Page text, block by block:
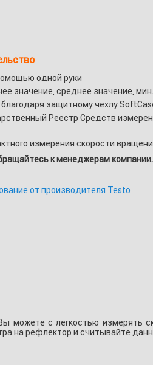
одной руки
значение, среднее значение,
защитному чехлу
Реестр Средств
измерения скорости
к менеджерам компании.
от производителя Testo
можете с легкостью измерять
на рефлектор и считывайте